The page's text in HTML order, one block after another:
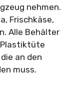
nehmen.
Frischkäse,
Alle Behälter
Plastiktüte
an den
muss.